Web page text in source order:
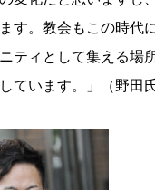
す。教会もこの時代
ティとして集える場
ています。」（野田氏